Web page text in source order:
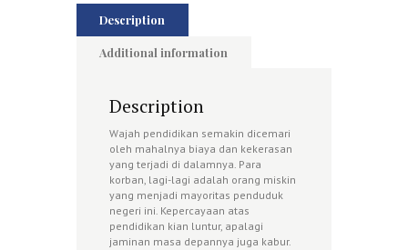
Description
Additional information
Description
Wajah pendidikan semakin dicemari
oleh mahalnya biaya dan kekerasan
yang terjadi di dalamnya. Para
korban, lagi-lagi adalah orang miskin
yang menjadi mayoritas penduduk
negeri ini. Kepercayaan atas
pendidikan kian luntur, apalagi
jaminan masa depannya juga kabur.